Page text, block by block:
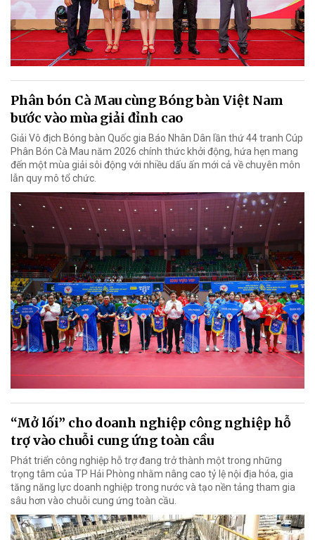
Phân bón Cà Mau cùng Bóng bàn Việt Nam
bước vào mùa giải đỉnh cao
Giải Vô địch Bóng bàn Quốc gia Báo Nhân Dân lần thứ 44 tranh Cúp
Phân Bón Cà Mau năm 2026 chính thức khởi động, hứa hẹn mang
đến một mùa giải sôi động với nhiều dấu ấn mới cả về chuyên môn
lẫn quy mô tổ chức.
“Mở lối” cho doanh nghiệp công nghiệp hỗ
trợ vào chuỗi cung ứng toàn cầu
Phát triển công nghiệp hỗ trợ đang trở thành một trong những
trọng tâm của TP Hải Phòng nhằm nâng cao tỷ lệ nội địa hóa, gia
tăng năng lực doanh nghiệp trong nước và tạo nền tảng tham gia
sâu hơn vào chuỗi cung ứng toàn cầu.